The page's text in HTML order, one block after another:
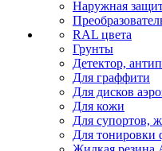
Наружная
RAL цвета
Грунты
Детектор,
Для граффити
Для дисков
Для кожи
Для супортов,
Для тонировки